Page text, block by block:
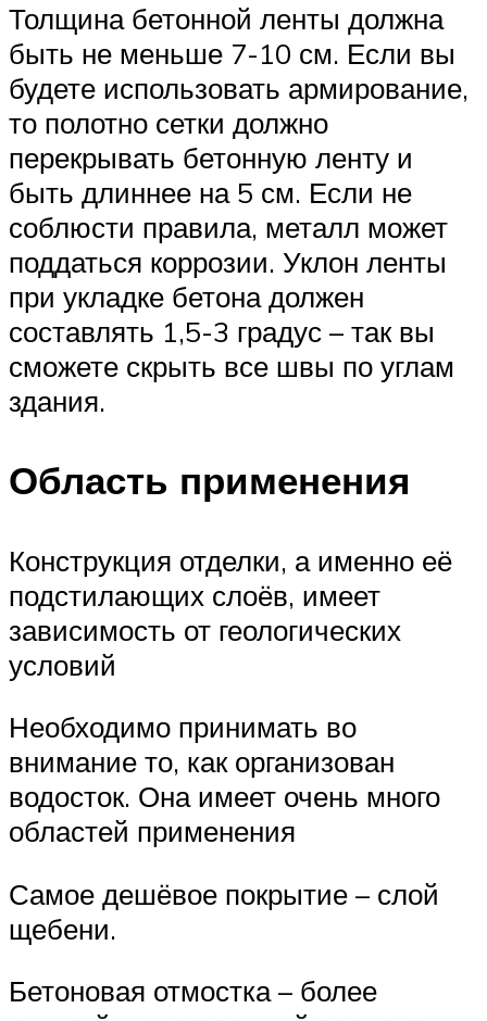
Толщина бетонной ленты должна
быть не меньше 7-10 см. Если вы
будете использовать армирование,
то полотно сетки должно
перекрывать бетонную ленту и
быть длиннее на 5 см. Если не
соблюсти правила, металл может
поддаться коррозии. Уклон ленты
при укладке бетона должен
составлять 1,5-3 градус – так вы
сможете скрыть все швы по углам
здания.
Область применения
Конструкция отделки, а именно её
подстилающих слоёв, имеет
зависимость от геологических
условий
Необходимо принимать во
внимание то, как организован
водосток. Она имеет очень много
областей применения
Самое дешёвое покрытие – слой
щебени.
Бетоновая отмостка – более